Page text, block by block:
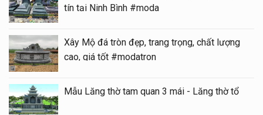
tín tại Ninh Bình #moda
Xây Mộ đá tròn đẹp, trang trọng, chất lượng
cao, giá tốt #modatron
Mẫu Lăng thờ tam quan 3 mái - Lăng thờ tổ